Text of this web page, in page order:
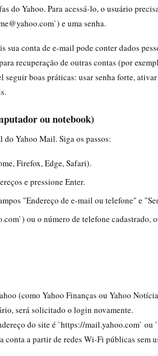
do Yahoo. Para acessá-lo, o usuário
e uma senha.
sua conta de e-mail pode conter dados
recuperação de outras contas (por
boas práticas: usar senha forte,
ou notebook)
Yahoo Mail. Siga os passos:
Firefox, Edge, Safari).
e pressione Enter.
"Endereço de e-mail ou telefone" e
ou o número de telefone cadastrado,
(como Yahoo Finanças ou Yahoo
será solicitado o login novamente.
do site é `https://mail.yahoo.com`
a partir de redes Wi-Fi públicas sem